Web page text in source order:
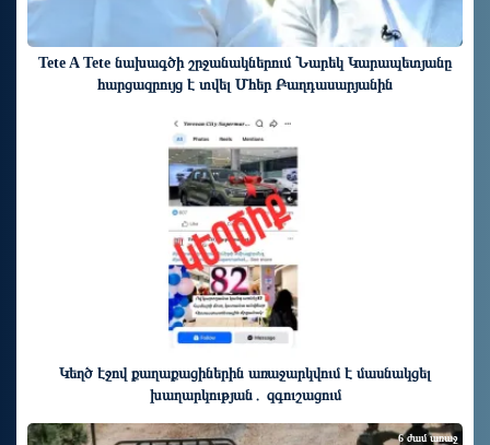
Tete A Tete նախագծի շրջանակներում Նարեկ Կարապետյանը
հարցազրույց է տվել Մհեր Բաղդասարյանին
Կեղծ էջով քաղաքացիներին առաջարկվում է մասնակցել
խաղարկության․ զգուշացում
6 ժամ առաջ